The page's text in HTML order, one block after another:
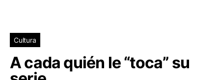
Cultura
A cada quién le “toca” su